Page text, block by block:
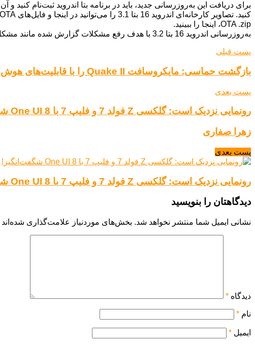
OTA .zip، اینجا را ببینید.
به‌روزرسانی اندروید 16 بتا 3.2 با هدف رفع مشکلات گزارش شده مانند مشکل بازخورد لمسی و تخلیه باتری منتشر شده است.
پست قبلی
بازگشت حماسی: مایکروسافت Quake II را با قابلیت‌های هوش مصنوعی احیا کرد!
پست بعدی
رونمایی نزدیک است: گلکسی Z فولد 7 و فلیپ 7 با One UI 8 شگفت‌انگیز!
زهرا صفاری
پست بعدی
رونمایی نزدیک است: گلکسی Z فولد 7 و فلیپ 7 با One UI 8 شگفت‌انگیز!
دیدگاهتان را بنویسید
نشانی ایمیل شما منتشر نخواهد شد. بخش‌های موردنیاز علامت‌گذاری شده‌اند
دیدگاه *
نام *
ایمیل *